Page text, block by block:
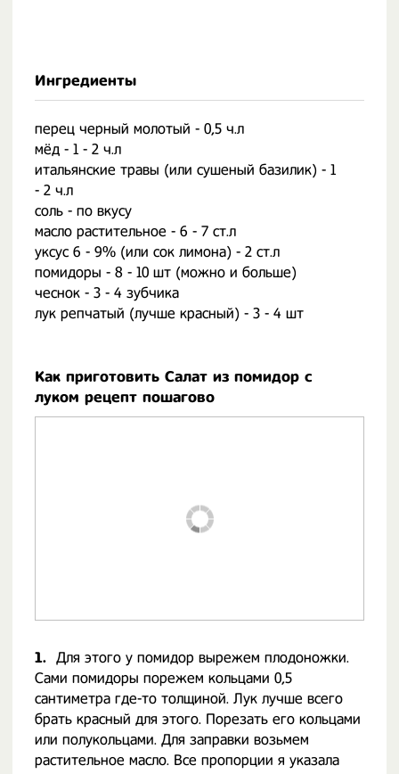
Ингредиенты
перец черный молотый - 0,5 ч.л
мёд - 1 - 2 ч.л
итальянские травы (или сушеный базилик) - 1
- 2 ч.л
соль - по вкусу
масло растительное - 6 - 7 ст.л
уксус 6 - 9% (или сок лимона) - 2 ст.л
помидоры - 8 - 10 шт (можно и больше)
чеснок - 3 - 4 зубчика
лук репчатый (лучше красный) - 3 - 4 шт
Как приготовить Салат из помидор с
луком рецепт пошагово
1. Для этого у помидор вырежем плодоножки.
Сами помидоры порежем кольцами 0,5
сантиметра где-то толщиной. Лук лучше всего
брать красный для этого. Порезать его кольцами
или полукольцами. Для заправки возьмем
растительное масло. Все пропорции я указала